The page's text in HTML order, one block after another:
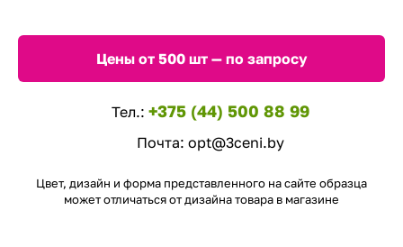
Цены от 500 шт — по запросу
Тел.: +375 (44) 500 88 99
Почта: opt@3ceni.by
Цвет, дизайн и форма представленного на сайте образца
может отличаться от дизайна товара в магазине